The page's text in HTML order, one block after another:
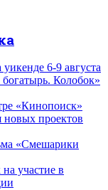
6-9 августа
Колобок»
«Кинопоиск»
новых проектов
«Смешарики
участие в